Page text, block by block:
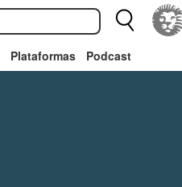
Plataformas Podcast